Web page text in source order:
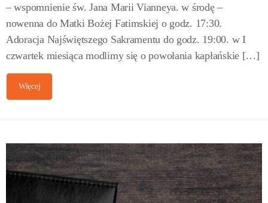
– wspomnienie św. Jana Marii Vianneya. w środę –
nowenna do Matki Bożej Fatimskiej o godz. 17:30.
Adoracja Najświętszego Sakramentu do godz. 19:00. w I
czwartek miesiąca modlimy się o powołania kapłańskie […]
Więcej